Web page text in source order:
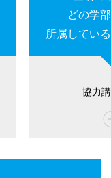
どの学
所属してい
協力